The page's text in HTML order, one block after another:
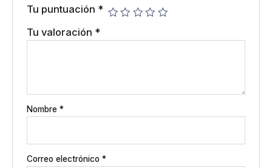
Tu puntuación *
Tu valoración *
Nombre *
Correo electrónico *